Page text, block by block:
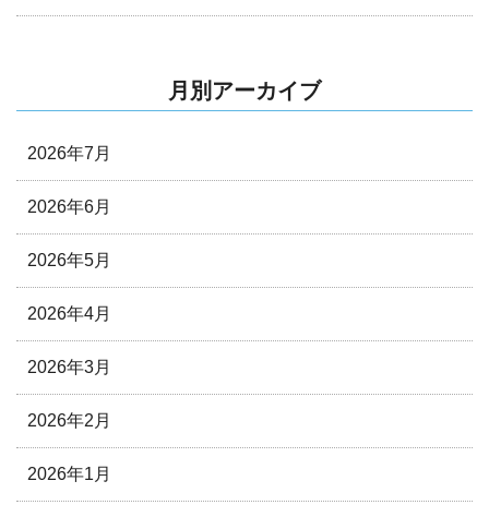
月別アーカイブ
2026年7月
2026年6月
2026年5月
2026年4月
2026年3月
2026年2月
2026年1月